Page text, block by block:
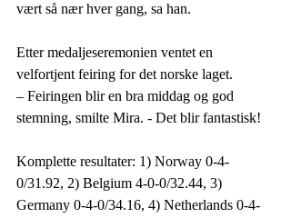
vært så nær hver gang, sa han.
Etter medaljeseremonien ventet en
velfortjent feiring for det norske laget.
– Feiringen blir en bra middag og god
stemning, smilte Mira. - Det blir fantastisk!
Komplette resultater: 1) Norway 0-4-
0/31.92, 2) Belgium 4-0-0/32.44, 3)
Germany 0-4-0/34.16, 4) Netherlands 0-4-